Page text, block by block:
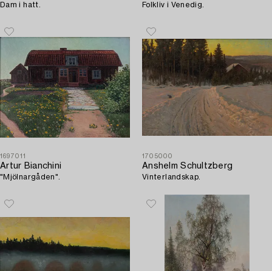
Dam i hatt. Folkliv i Venedig.
1697011
Artur Bianchini
"Mjölnargåden".
1705000
Anshelm Schultzberg
Vinterlandskap.